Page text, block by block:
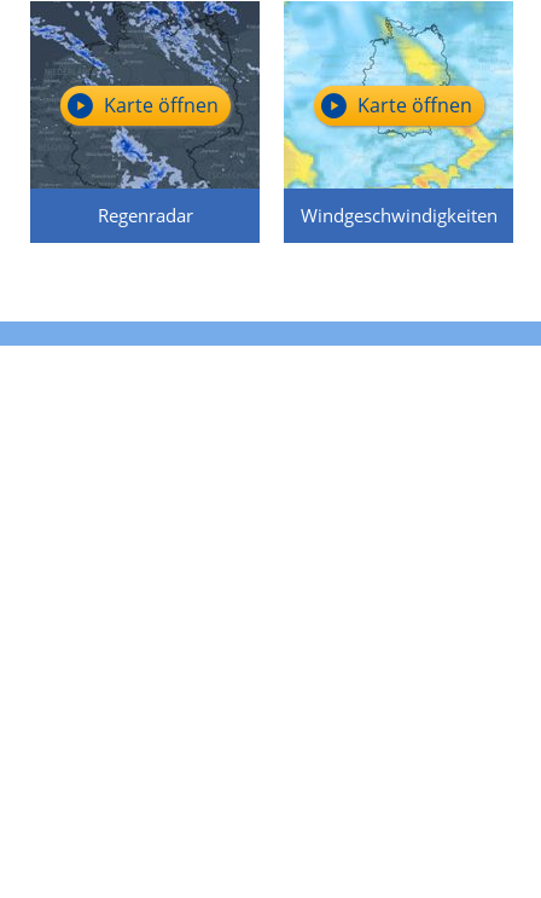
Regenradar
Karte öffnen
Windgeschwindigkeiten
Karte öffnen